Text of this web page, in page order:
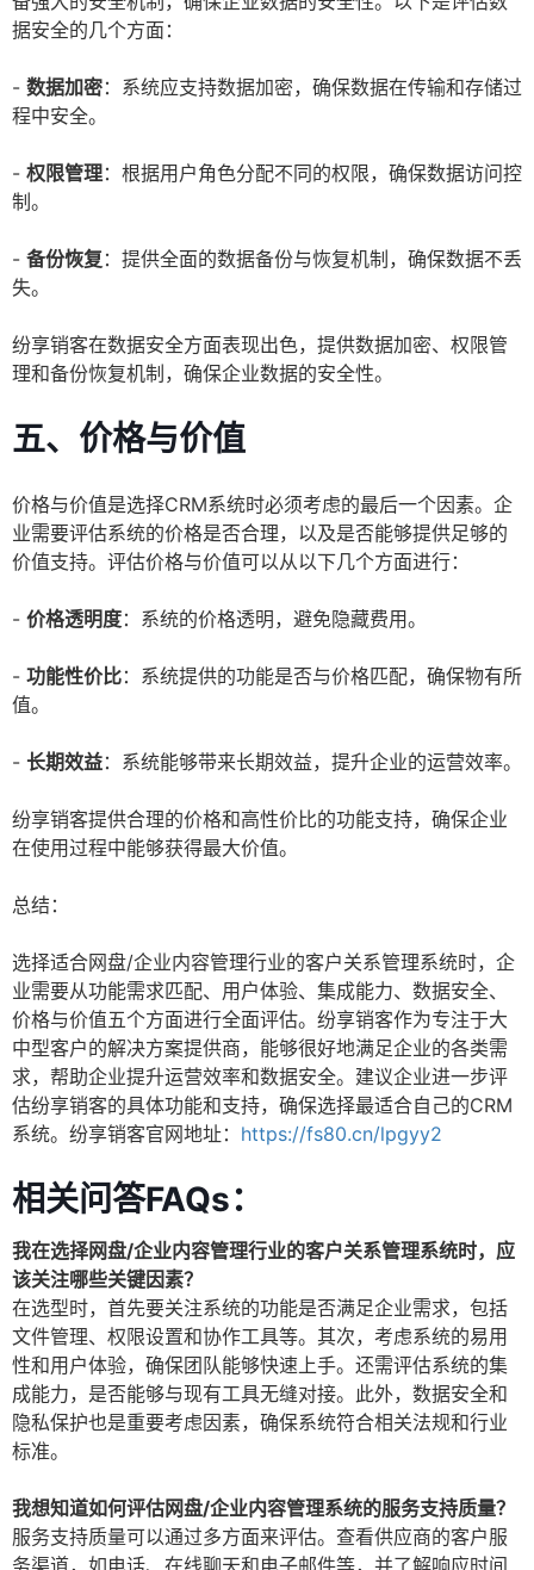
据安全的几个方面：
- 数据加密：系统应支持数据加密，确保数据在传输和存储过
程中安全。
- 权限管理：根据用户角色分配不同的权限，确保数据访问控
制。
- 备份恢复 ：提供全面的数据备份与恢复机制，确保数据不丢
失。
纷享销客在数据安全方面表现出色，提供数据加密、权限管
理和备份恢复机制，确保企业数据的安全性。
五、价格与价值
价格与价值是选择CRM系统时必须考虑的最后一个因素。企
业需要评估系统的价格是否合理，以及是否能够提供足够的
价值支持。评估价格与价值可以从以下几个方面进行：
- 价格透明度：系统的价格透明，避免隐藏费用。
- 功能性价比：系统提供的功能是否与价格匹配，确保物有所
值。
- 长期效益：系统能够带来长期效益，提升企业的运营效率。
纷享销客提供合理的价格和高性价比的功能支持，确保企业
在使用过程中能够获得最大价值。
总结：
选择适合网盘/企业内容管理行业的客户关系管理系统时，企
业需要从功能需求匹配、用户体验、集成能力、数据安全、
价格与价值五个方面进行全面评估。纷享销客作为专注于大
中型客户的解决方案提供商，能够很好地满足企业的各类需
求，帮助企业提升运营效率和数据安全。建议企业进一步评
估纷享销客的具体功能和支持，确保选择最适合自己的CRM
系统。纷享销客官网地址： https://fs80.cn/lpgyy2
相关问答FAQs：
我在选择网盘/企业内容管理行业的客户关系管理系统时，应
该关注哪些关键因素？
在选型时，首先要关注系统的功能是否满足企业需求，包括
文件管理、权限设置和协作工具等。其次，考虑系统的易用
性和用户体验，确保团队能够快速上手。还需评估系统的集
成能力，是否能够与现有工具无缝对接。此外，数据安全和
隐私保护也是重要考虑因素，确保系统符合相关法规和行业
标准。
我想知道如何评估网盘/企业内容管理系统的服务支持质量？
服务支持质量可以通过多方面来评估。查看供应商的客户服